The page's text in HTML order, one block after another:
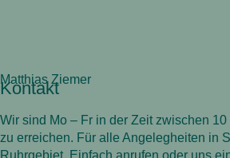
Matthias Ziemer
Kontakt
Wir sind Mo – Fr in der Zeit zwischen
zu erreichen. Für alle Angelegheiten in
Ruhrgebiet. Einfach anrufen oder uns